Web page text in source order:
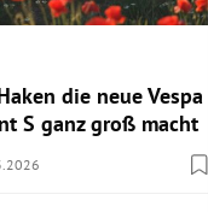
die neue Vespa
S ganz groß macht